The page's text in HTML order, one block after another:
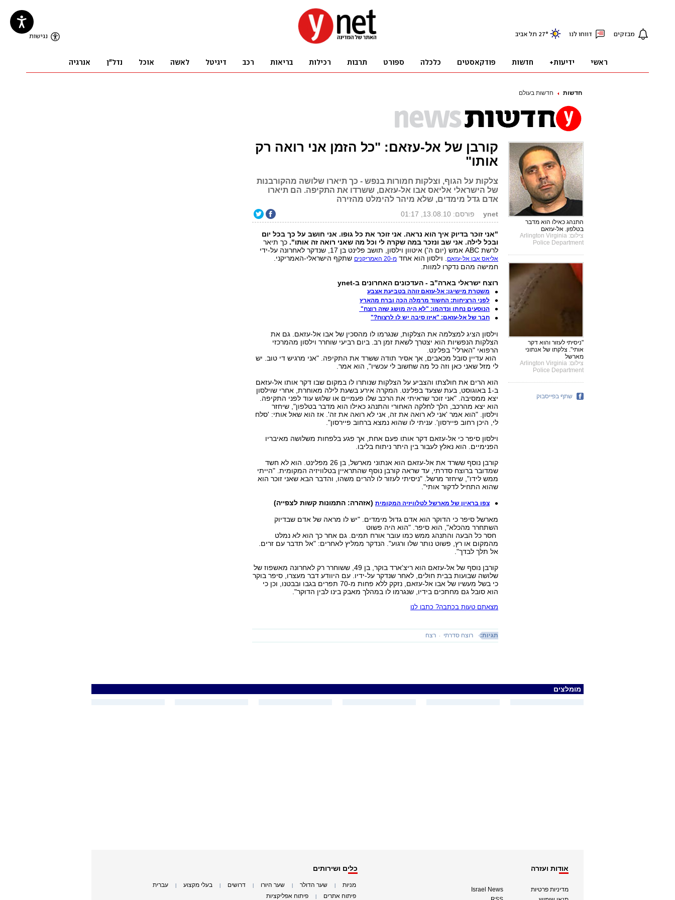
חדשות חדשות בעולם
קורבן של אל-עזאם: "כל הזמן אני רואה רק
אותו"
צלקות על הגוף, וצלקות חמורות בנפש - כך תיארו שלושה מהקורבנות
של הישראלי אליאס אבו אל-עזאם, ששרדו את התקיפה. הם תיארו
אדם גדל מימדים, שלא מיהר להימלט מהזירה
ynet פורסם: 13.08.10, 01:17
"אני זוכר בדיוק איך הוא נראה. אני זוכר את כל גופו. אני חושב על כך בכל יום
ובכל לילה. אני שב ונזכר במה שקרה לי וכל מה שאני רואה זה אותו". כך תיאר
לרשת ABC אמש (יום ה') איטוון וילסון, תושב פלינט בן 17, שנדקר לאחרונה על-ידי
אליאס אבו אל-עזאם. וילסון הוא אחד מ-20 האמריקנים
שתקף הישראלי-האמריקני.
חמישה מהם נדקרו למוות.
רוצח ישראלי בארה"ב - העדכונים האחרונים ב-ynet
משטרת מישיגן: אל-עזאם זוהה בטביעת אצבע
לפני הרציחות: החשוד מרמלה הכה וברח מהארץ
הנוסעים נחתו ונדהמו: "לא היה מושג שזה רוצח"
חבר של אל-עזאם: "איזו סיבה יש לו לרצוח?"
וילסון הציג למצלמה את הצלקות, שנגרמו לו מהסכין של אבו אל-עזאם. גם את
הצלקות הנפשיות הוא יצטרך לשאת זמן רב. ביום רביעי שוחרר וילסון מהמרכזי
הרפואי "הארלי" בפלינט.
הוא עדיין סובל מכאבים, אך אסיר תודה ששרד את התקיפה. "אני מרגיש די טוב. יש
לי מזל שאני כאן וזה כל מה שחשוב לי עכשיו", הוא אמר.
הוא הרים את חולצתו והצביע על הצלקות שנותרו לו במקום שבו דקר אותו אל-עזאם
ב-1 באוגוסט, בעת שצעד בפלינט. המקרה אירע בשעת לילה מאוחרת, אחרי שוילסון
יצא ממסיבה. "אני זוכר שראיתי את הרכב שלו פעמיים או שלוש עוד לפני התקיפה.
הוא יצא מהרכב, הלך לחלקה האחורי והתנהג כאילו הוא מדבר בטלפון", שיחזר
וילסון. "הוא אמר 'אני לא רואה את זה, אני לא רואה את זה'. אז הוא שאל אותי: 'סלח
לי, היכן רחוב פיירסון'. עניתי לו שהוא נמצא ברחוב פיירסון".
וילסון סיפר כי אל-עזאם דקר אותו פעם אחת, אך פגע בלפחות משלושה מאיבריו
הפנימיים. הוא נאלץ לעבור בין היתר ניתוח בליבו.
קורבן נוסף ששרד את אל-עזאם הוא אנתוני מארשל, בן 26 מפלינט. הוא לא חשד
שמדובר ברוצח סדרתי, עד שראה קורבן נוסף שהתראיין בטלוויזיה המקומית. "הייתי
ממש לידו", שיחזר מרשל. "ניסיתי לעזור לו להרים משהו, והדבר הבא שאני זוכר הוא
שהוא התחיל לדקור אותי".
צפו בראיון של מארשל לטלוויזיה המקומית(אזהרה: התמונות קשות לצפייה)
מארשל סיפר כי הדוקר הוא אדם גדול מימדים. "יש לו מראה של אדם שבדיוק
השתחרר מהכלא", הוא סיפר. "הוא היה פשוט
חסר כל הבעה והתנהג ממש כמו עובר אורח תמים. גם אחר כך הוא לא נמלט
מהמקום או רץ, פשוט נותר שלו ורגוע". הנדקר ממליץ לאחרים: "אל תדבר עם זרים.
אל תלך לבדך".
קורבן נוסף של אל-עזאם הוא ריצ'ארד בוקר, בן 49, ששוחרר רק לאחרונה מאשפוז של
שלושה שבועות בבית חולים, לאחר שנדקר על-ידיו. עם היוודע דבר מעצרו, סיפר בוקר
כי בשל מעשיו של אבו אל-עזאם, נזקק ללא פחות מ-70 תפרים בגבו ובבטנו, וכן כי
הוא סובל גם מחתכים בידיו, שנגרמו לו במהלך מאבק בינו לבין הדוקר".
מצאתם טעות בכתבה? כתבו לנו
תגיות: רוצח סדרתי רצח
התנהג כאילו הוא מדבר
בטלפון. אל-עזאם
צילום: Arlington Virginia
Police Department
"ניסיתי לעזור והוא דקר
אותי". צלקתו של אנתוני
מארשל
צילום: Arlington Virginia
Police Department
שתף בפייסבוק
מומלצים
אודות ועזרה
מדיניות פרטיות
Israel News
כלים ושירותים
מניות שער הדולר שער היורו דרושים בעלי מקצוע עברית
פיתוח אתרים פיתוח אפליקציות